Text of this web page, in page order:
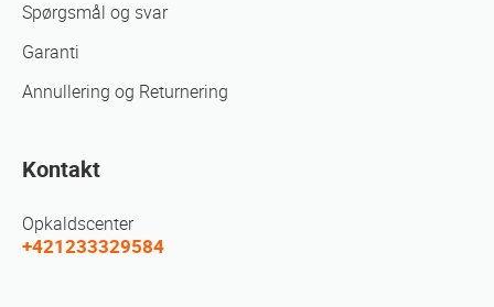
Spørgsmål og svar
Garanti
Annullering og Returnering
Kontakt
Opkaldscenter
+421233329584